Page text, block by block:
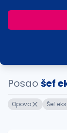
Posao šef
Opovo Šef